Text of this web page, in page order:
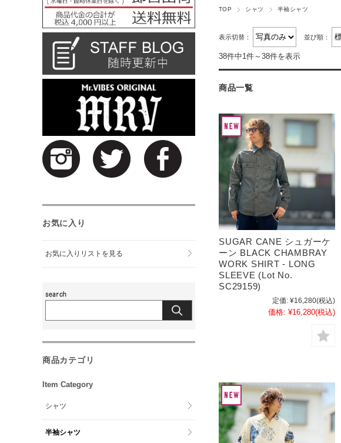
TOP シャツ 半袖シャツ
表示切替： 並び順：
38件中1件～38件を表示
商品一覧
SUGAR CANE シュガーケ
ーン BLACK CHAMBRAY
WORK SHIRT - LONG
SLEEVE (Lot No.
SC29159)
定価: ¥16,280(税込)
価格: ¥16,280(税込)
お気に入り
お気に入りリストを見る
商品カテゴリ
Item Category
シャツ
半袖シャツ